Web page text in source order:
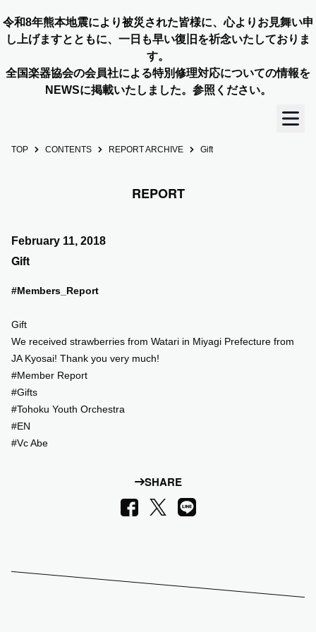
令和8年熊本地震により被災された皆様に、心よりお見舞い申
し上げますとともに、一日も早い復旧を祈念いたしておりま
す。
全国楽器協会の会員社による特別修理対応についての情報を
NEWSに掲載いたしました。参照ください。
TOP
OUR STORY
TOP CONTENTS REPORT ARCHIVE Gift
REPORT
February 11, 2018
Gift
#Members_Report
Gift
We received strawberries from Watari in Miyagi Prefecture from
JA Kyosai! Thank you very much!
#Member Report
#Gifts
#Tohoku Youth Orchestra
#EN
#Vc Abe
SHARE
Facebook
X LINE